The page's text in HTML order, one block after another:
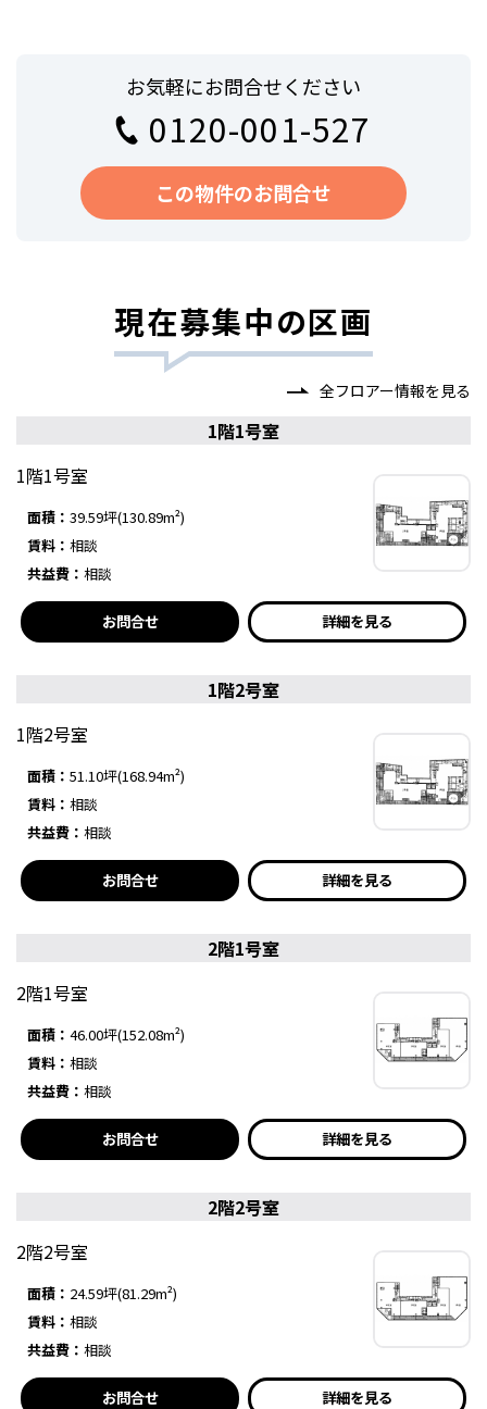
お気軽にお問合せください
0120-001-527
この物件のお問合せ
現在募集中の区画
全フロアー情報を見る
1階1号室
1階1号室
面積： 39.59坪(130.89m²)
賃料： 相談
共益費： 相談
お問合せ 詳細を見る
1階2号室
1階2号室
面積： 51.10坪(168.94m²)
賃料： 相談
共益費： 相談
お問合せ 詳細を見る
2階1号室
2階1号室
面積： 46.00坪(152.08m²)
賃料： 相談
共益費： 相談
お問合せ 詳細を見る
2階2号室
2階2号室
面積： 24.59坪(81.29m²)
賃料： 相談
共益費： 相談
お問合せ 詳細を見る